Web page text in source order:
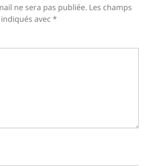
ne sera pas publiée. Les champs
avec *